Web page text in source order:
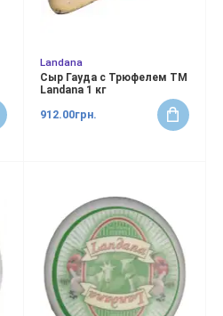
Landana
Сыр Гауда с Трюфелем ТМ
Landana 1 кг
912.00грн.